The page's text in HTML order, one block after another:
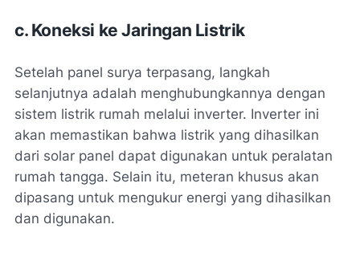
c. Koneksi ke Jaringan Listrik
Setelah panel surya terpasang, langkah
selanjutnya adalah menghubungkannya dengan
sistem listrik rumah melalui inverter. Inverter ini
akan memastikan bahwa listrik yang dihasilkan
dari solar panel dapat digunakan untuk peralatan
rumah tangga. Selain itu, meteran khusus akan
dipasang untuk mengukur energi yang dihasilkan
dan digunakan.